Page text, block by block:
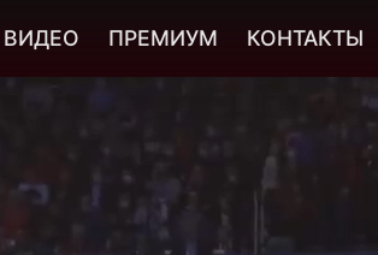
ВИДЕО ПРЕМИУМ КОНТАКТЫ